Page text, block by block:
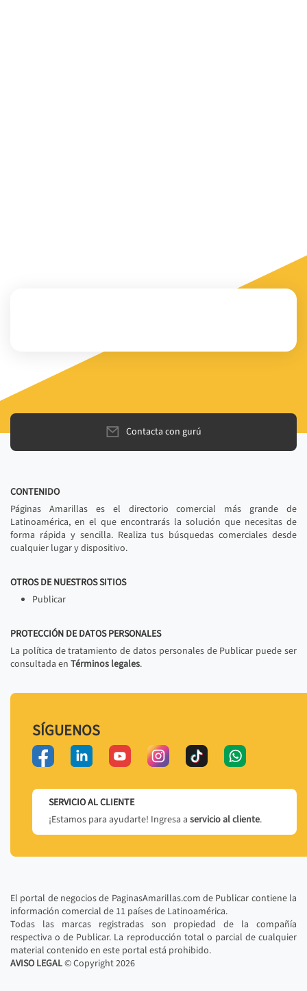
Contacta con gurú
CONTENIDO
Páginas Amarillas es el directorio comercial más grande de
Latinoamérica, en el que encontrarás la solución que necesitas de
forma rápida y sencilla. Realiza tus búsquedas comerciales desde
cualquier lugar y dispositivo.
OTROS DE NUESTROS SITIOS
Publicar
PROTECCIÓN DE DATOS PERSONALES
La política de tratamiento de datos personales de Publicar puede ser
consultada en Términos legales.
SÍGUENOS
SERVICIO AL CLIENTE
¡Estamos para ayudarte! Ingresa a servicio al cliente.
El portal de negocios de PaginasAmarillas.com de Publicar contiene la
información comercial de 11 países de Latinoamérica.
Todas las marcas registradas son propiedad de la compañía
respectiva o de Publicar. La reproducción total o parcial de cualquier
material contenido en este portal está prohibido.
AVISO LEGAL© Copyright2026